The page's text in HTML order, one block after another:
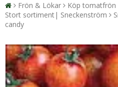
Frön & Lökar
Köp tomatfrön
Stort sortiment| Sneckenström
candy